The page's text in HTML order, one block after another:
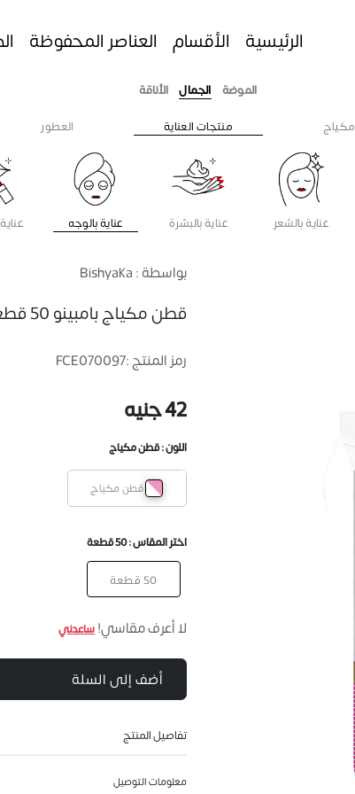
الرئيسية الأقسام العناصر المحفوظة
الموضة الجمال الأناقة
مكياج منتجات العناية العطور
عناية بالشعر عناية بالبشرة عناية بالوجه
بواسطة : Bishyaka
قطن مكياج بامبينو 50 قطعة
رمز المنتج :FCE070097
42 جنيه
اللون :قطن مكياج
قطن مكياج
اختر المقاس :50 قطعة
50 قطعة
لا أعرف مقاسي!ساعدني
أضف إلى السلة
تفاصيل المنتج
معلومات التوصيل